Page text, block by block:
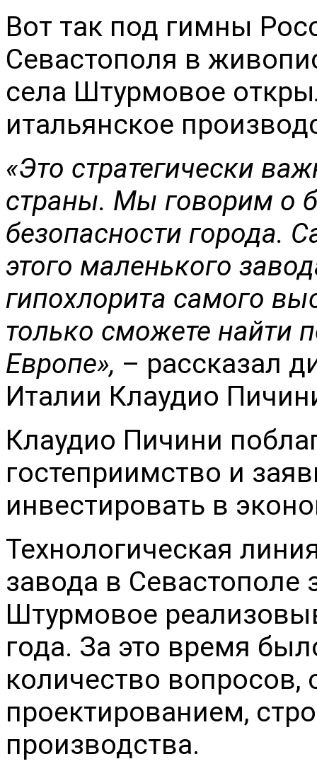
Вот так под гимны
Севастополя в
села Штурмовое
итальянское
«Это стратегически
страны. Мы говорим о
безопасности города.
этого маленького
гипохлорита самого
только сможете найти
Европе», – рассказал
Италии Клаудио
Клаудио Пичини
гостеприимство и
инвестировать в
Технологическая
завода в Севастополе
Штурмовое
года. За это время
количество вопросов,
проектированием,
производства.